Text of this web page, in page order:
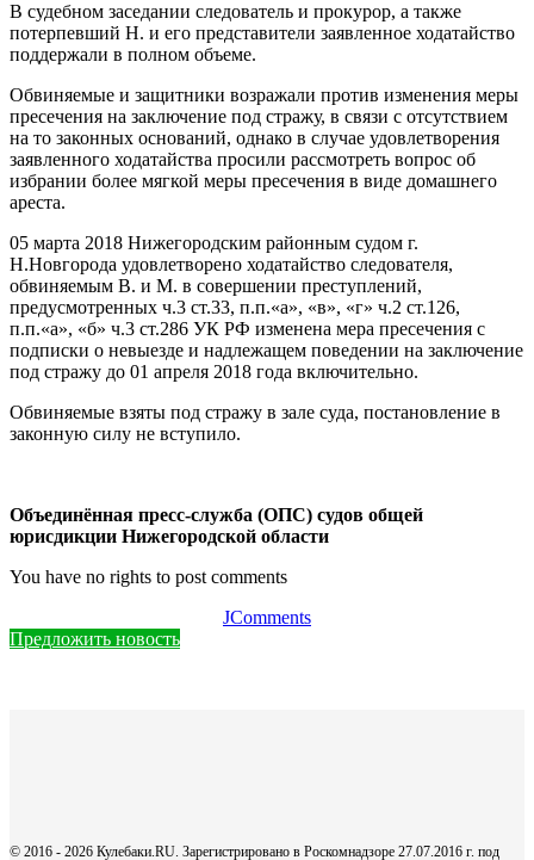
В судебном заседании следователь и прокурор, а также
потерпевший Н. и его представители заявленное ходатайство
поддержали в полном объеме.
Обвиняемые и защитники возражали против изменения меры
пресечения на заключение под стражу, в связи с отсутствием
на то законных оснований, однако в случае удовлетворения
заявленного ходатайства просили рассмотреть вопрос об
избрании более мягкой меры пресечения в виде домашнего
ареста.
05 марта 2018 Нижегородским районным судом г.
Н.Новгорода удовлетворено ходатайство следователя,
обвиняемым В. и М. в совершении преступлений,
предусмотренных ч.3 ст.33, п.п.«а», «в», «г» ч.2 ст.126,
п.п.«а», «б» ч.3 ст.286 УК РФ изменена мера пресечения с
подписки о невыезде и надлежащем поведении на заключение
под стражу до 01 апреля 2018 года включительно.
Обвиняемые взяты под стражу в зале суда, постановление в
законную силу не вступило.
Объединённая пресс-служба (ОПС) судов общей
юрисдикции Нижегородской области
You have no rights to post comments
JComments
Предложить новость
© 2016 - 2026 Кулебаки.RU. Зарегистрировано в Роскомнадзоре 27.07.2016 г. под